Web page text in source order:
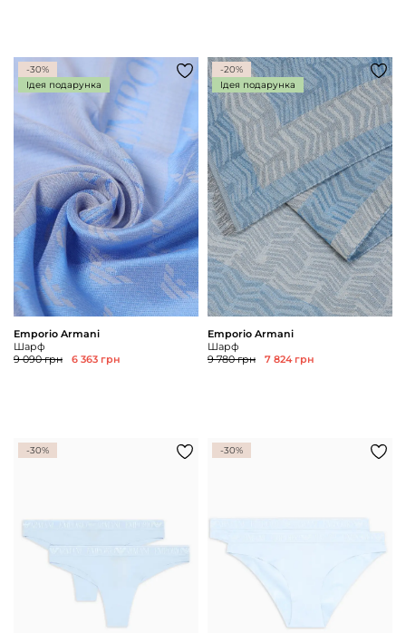
-30%
Ідея подарунка
Emporio Armani
Шарф
9 090 грн
6 363 грн
-20%
Ідея подарунка
Emporio Armani
Шарф
9 780 грн
7 824 грн
-30% -30%